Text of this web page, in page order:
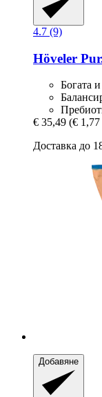
4.7 (9)
Höveler
Богата
€ 35,49 (€ 1,77
Доставка до
Добавяне